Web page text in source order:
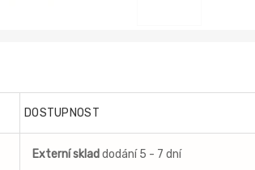
DOSTUPNOST
Externí sklad dodání 5 - 7 dní